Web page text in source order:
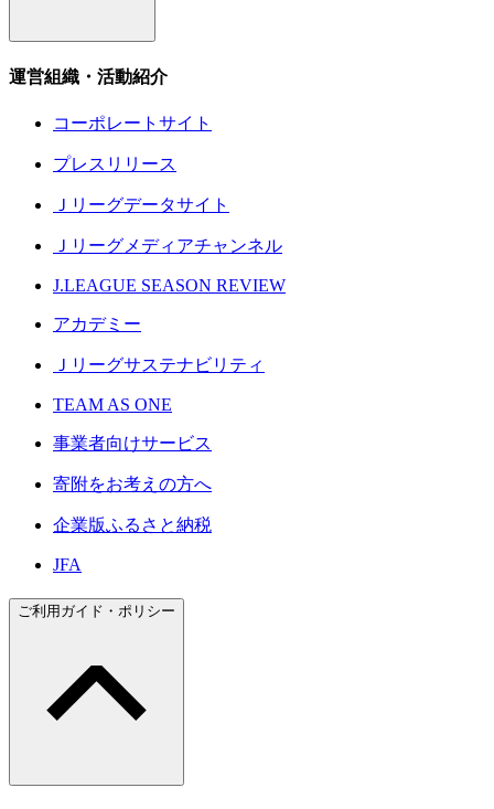
運営組織・活動紹介
コーポレートサイト
プレスリリース
Ｊリーグデータサイト
Ｊリーグメディアチャンネル
J.LEAGUE SEASON REVIEW
アカデミー
Ｊリーグサステナビリティ
TEAM AS ONE
事業者向けサービス
寄附をお考えの方へ
企業版ふるさと納税
JFA
ご利用ガイド・ポリシー